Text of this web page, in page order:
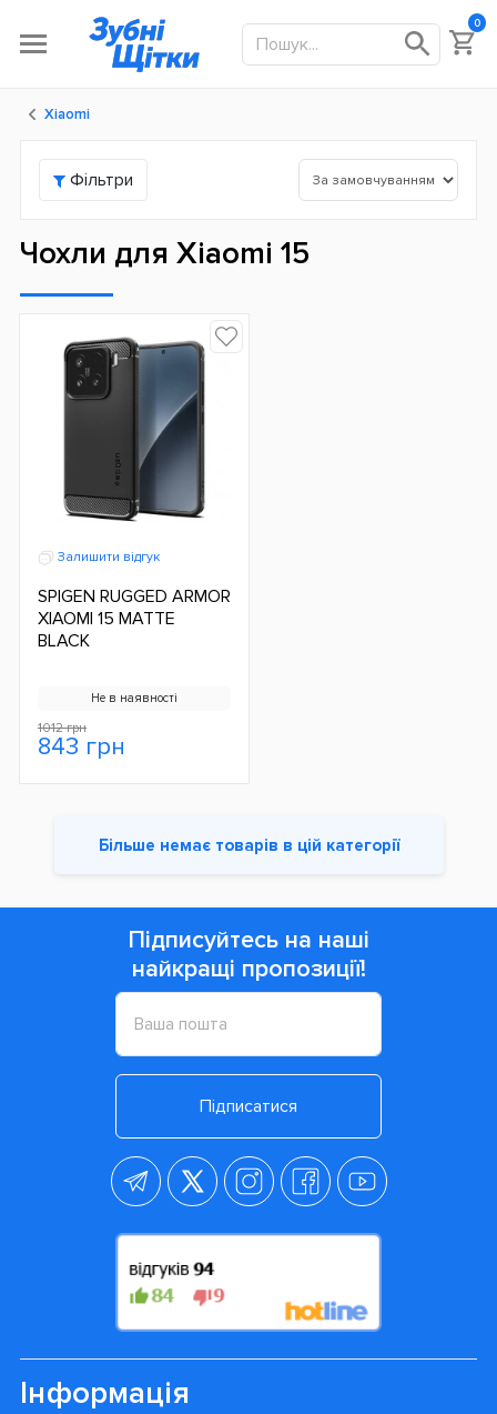
0
Xiaomi
Фільтри
Чохли для Xiaomi 15
Залишити відгук
SPIGEN RUGGED ARMOR
XIAOMI 15 MATTE
BLACK
Не в наявності
1012 грн
843 грн
Більше немає товарів в цій категорії
Підписуйтесь на наші
найкращі пропозиції!
Підписатися
Інформація